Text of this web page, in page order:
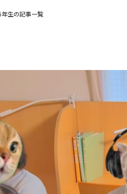
年生の記事一覧